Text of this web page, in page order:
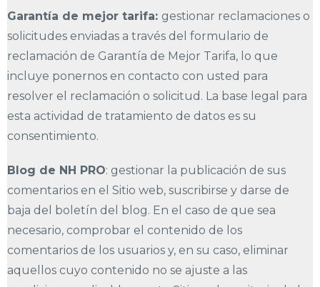
Garantía de mejor tarifa: gestionar reclamaciones o
solicitudes enviadas a través del formulario de
reclamación de Garantía de Mejor Tarifa, lo que
incluye ponernos en contacto con usted para
resolver el reclamación o solicitud. La base legal para
esta actividad de tratamiento de datos es su
consentimiento.
Blog de NH PRO: gestionar la publicación de sus
comentarios en el Sitio web, suscribirse y darse de
baja del boletín del blog. En el caso de que sea
necesario, comprobar el contenido de los
comentarios de los usuarios y, en su caso, eliminar
aquellos cuyo contenido no se ajuste a las